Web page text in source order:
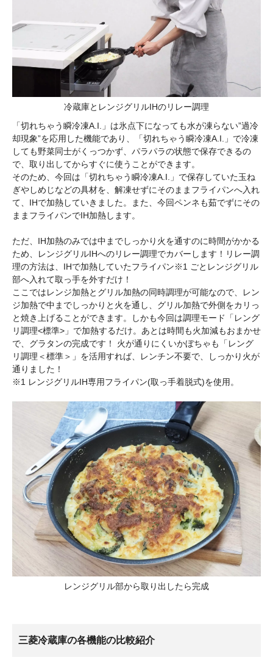
冷蔵庫とレンジグリルIHのリレー調理
「切れちゃう瞬冷凍A.I.」は氷点下になっても水が凍らない”過冷
却現象”を応用した機能であり、「切れちゃう瞬冷凍A.I.」で冷凍
しても野菜同士がくっつかず、パラパラの状態で保存できるの
で、取り出してからすぐに使うことができます。
そのため、今回は「切れちゃう瞬冷凍A.I.」で保存していた玉ね
ぎやしめじなどの具材を、解凍せずにそのままフライパンへ入れ
て、IHで加熱していきました。また、今回ペンネも茹でずにその
ままフライパンでIH加熱します。
ただ、IH加熱のみでは中までしっかり火を通すのに時間がかかる
ため、レンジグリルIHへのリレー調理でカバーします！リレー調
理の方法は、IHで加熱していたフライパン※1 ごとレンジグリル
部へ入れて取っ手を外すだけ！
ここではレンジ加熱とグリル加熱の同時調理が可能なので、レン
ジ加熱で中までしっかりと火を通し、グリル加熱で外側をカリっ
と焼き上げることができます。しかも今回は調理モード「レング
リ調理<標準>」で加熱するだけ。あとは時間も火加減もおまかせ
で、グラタンの完成です！ 火が通りにくいかぼちゃも「レング
リ調理＜標準＞」を活用すれば、レンチン不要で、しっかり火が
通りました！
※1 レンジグリルIH専用フライパン(取っ手着脱式)を使用。
レンジグリル部から取り出したら完成
三菱冷蔵庫の各機能の比較紹介